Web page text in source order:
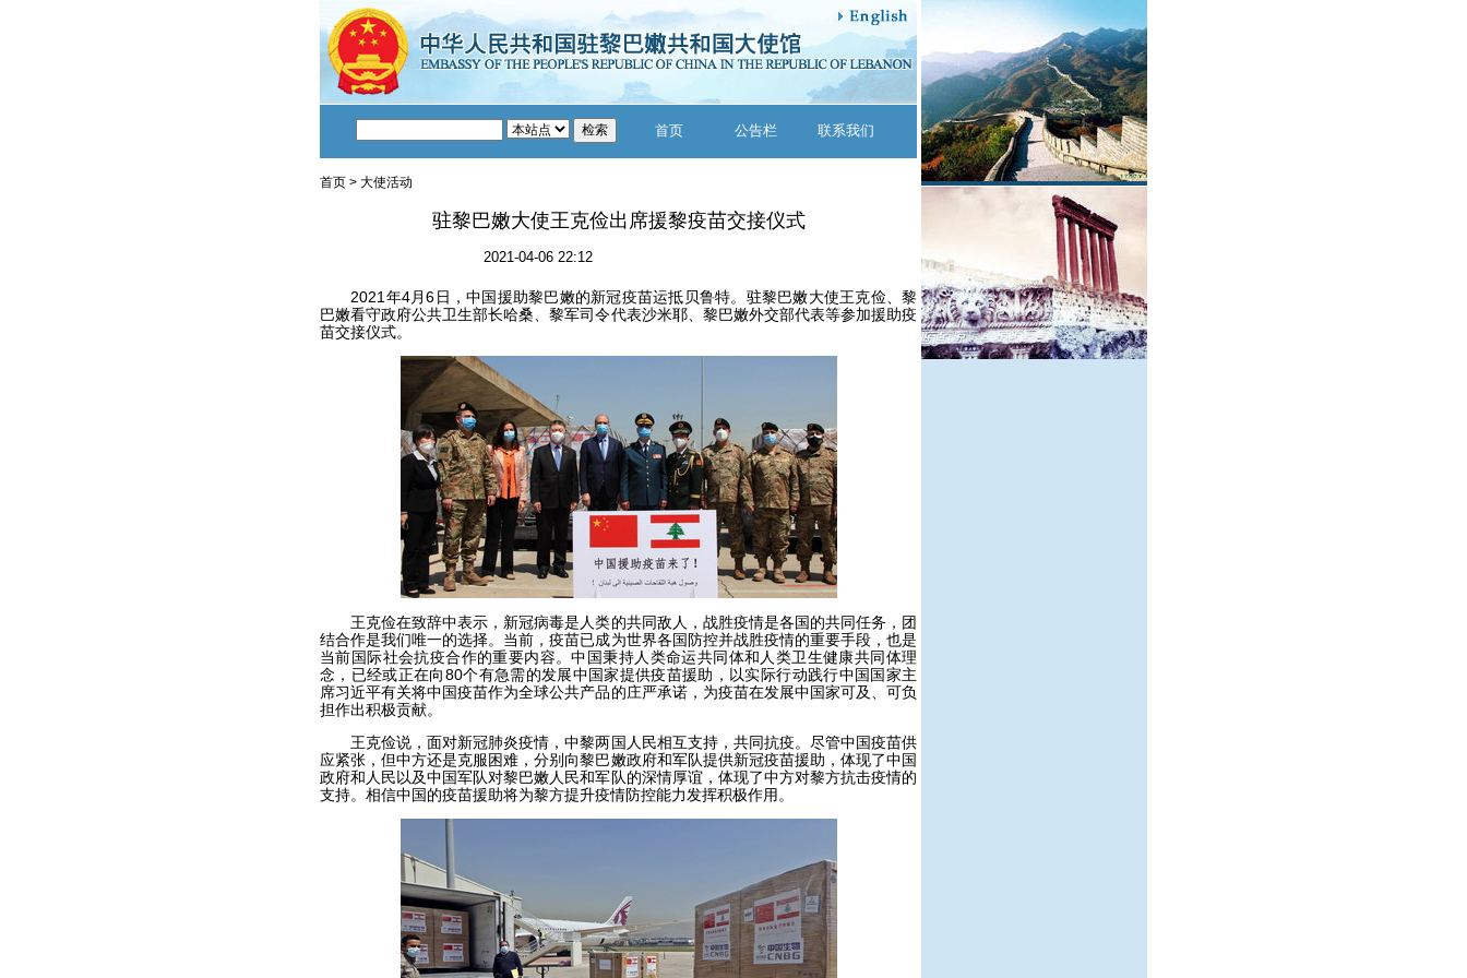
首页 公告栏 联系我们
首页 > 大使活动
驻黎巴嫩大使王克俭出席援黎疫苗交接仪式
2021-04-06 22:12
2021年4月6日，中国援助黎巴嫩的新冠疫苗运抵贝鲁特。驻黎巴嫩大使王克俭、黎
巴嫩看守政府公共卫生部长哈桑、黎军司令代表沙米耶、黎巴嫩外交部代表等参加援助疫
苗交接仪式。
王克俭在致辞中表示，新冠病毒是人类的共同敌人，战胜疫情是各国的共同任务，团
结合作是我们唯一的选择。当前，疫苗已成为世界各国防控并战胜疫情的重要手段，也是
当前国际社会抗疫合作的重要内容。中国秉持人类命运共同体和人类卫生健康共同体理
念，已经或正在向80个有急需的发展中国家提供疫苗援助，以实际行动践行中国国家主
席习近平有关将中国疫苗作为全球公共产品的庄严承诺，为疫苗在发展中国家可及、可负
担作出积极贡献。
王克俭说，面对新冠肺炎疫情，中黎两国人民相互支持，共同抗疫。尽管中国疫苗供
应紧张，但中方还是克服困难，分别向黎巴嫩政府和军队提供新冠疫苗援助，体现了中国
政府和人民以及中国军队对黎巴嫩人民和军队的深情厚谊，体现了中方对黎方抗击疫情的
支持。相信中国的疫苗援助将为黎方提升疫情防控能力发挥积极作用。